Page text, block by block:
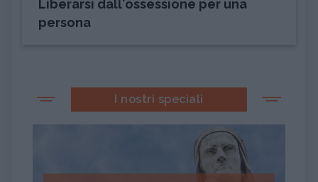
Liberarsi dall'ossessione per una
persona
I nostri speciali